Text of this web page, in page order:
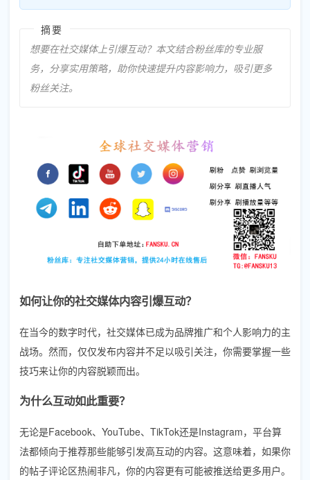
摘要
想要在社交媒体上引爆互动？本文结合粉丝库的专业服
务，分享实用策略，助你快速提升内容影响力，吸引更多
粉丝关注。
如何让你的社交媒体内容引爆互动？
在当今的数字时代，社交媒体已成为品牌推广和个人影响力的主
战场。然而，仅仅发布内容并不足以吸引关注，你需要掌握一些
技巧来让你的内容脱颖而出。
为什么互动如此重要？
无论是Facebook、YouTube、TikTok还是Instagram，平台算
法都倾向于推荐那些能够引发高互动的内容。这意味着，如果你
的帖子评论区热闹非凡，你的内容更有可能被推送给更多用户。